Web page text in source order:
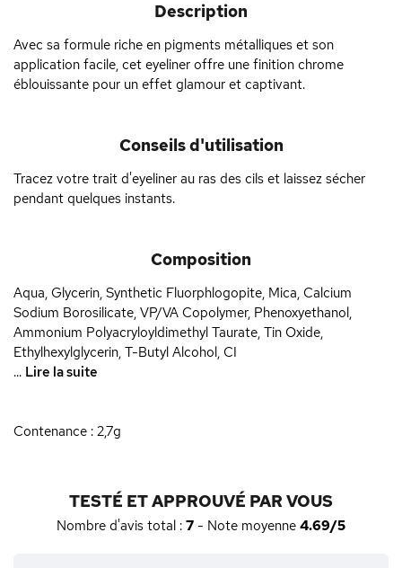
Description
Avec sa formule riche en pigments métalliques et son
application facile, cet eyeliner offre une finition chrome
éblouissante pour un effet glamour et captivant.
Conseils d'utilisation
Tracez votre trait d'eyeliner au ras des cils et laissez sécher
pendant quelques instants.
Composition
Aqua, Glycerin, Synthetic Fluorphlogopite, Mica, Calcium
Sodium Borosilicate, VP/VA Copolymer, Phenoxyethanol,
Ammonium Polyacryloyldimethyl Taurate, Tin Oxide,
Ethylhexylglycerin, T-Butyl Alcohol, CI
... Lire la suite
Contenance : 2,7g
TESTÉ ET APPROUVÉ PAR VOUS
Nombre d'avis total : 7 - Note moyenne 4.69/5